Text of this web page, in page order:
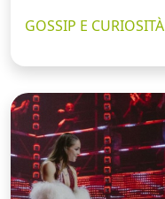
GOSSIP E CURIOSITÀ